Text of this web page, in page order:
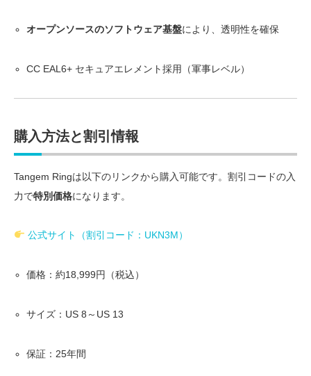
オープンソースのソフトウェア基盤により、透明性を確保
CC EAL6+ セキュアエレメント採用（軍事レベル）
購入方法と割引情報
Tangem Ringは以下のリンクから購入可能です。割引コードの入
力で特別価格になります。
公式サイト（割引コード：UKN3M）
価格：約18,999円（税込）
サイズ：US 8～US 13
保証：25年間